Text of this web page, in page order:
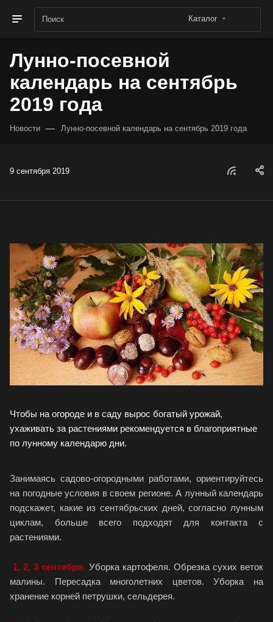
Каталог
Лунно-посевной
календарь на сентябрь
2019 года
Новости — Лунно-посевной календарь на сентябрь 2019 года
9 сентября 2019
Чтобы на огороде и в саду вырос богатый урожай,
ухаживать за растениями рекомендуется в благоприятные
по лунному календарю дни.
Занимаясь садово-огородными работами, ориентируйтесь
на погодные условия в своем регионе. А лунный календарь
подскажет, какие из сентябрьских дней, согласно лунным
циклам, больше всего подходят для контакта с
растениями.
1, 2, 3 сентября. Уборка картофеля. Обрезка сухих веток
малины. Пересадка многолетних цветов. Уборка на
хранение корней петрушки, сельдерея.